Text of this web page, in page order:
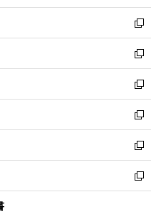
開
く
ウ
で
開
く
ン
ド
ウ
で
開
く
新
し
い
ウ
ィ
ン
ド
ウ
で
開
く
新
し
い
ウ
ィ
ン
ド
ウ
で
開
新
し
い
ウ
ィ
ン
ド
ウ
新
し
い
ウ
ィ
ン
新
し
い
ウ
新
し